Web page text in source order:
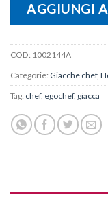
AGGIUNGI
COD: 1002144A
Categorie: Giacche chef,
Tag: chef, egochef, giacca